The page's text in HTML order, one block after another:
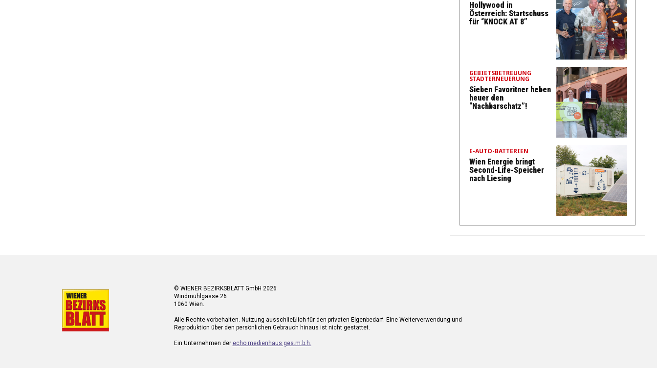
Hollywood in
Österreich: Startschuss
für “KNOCK AT 8”
GEBIETSBETREUUNG
STADTERNEUERUNG
Sieben Favoritner heben
heuer den
“Nachbarschatz”!
E-AUTO-BATTERIEN
Wien Energie bringt
Second-Life-Speicher
nach Liesing
© WIENER BEZIRKSBLATT GmbH 2026
Windmühlgasse 26
1060 Wien.
Alle Rechte vorbehalten. Nutzung ausschließlich für den privaten Eigenbedarf. Eine Weiterverwendung und
Reproduktion über den persönlichen Gebrauch hinaus ist nicht gestattet.
Ein Unternehmen der echo medienhaus ges.m.b.h.